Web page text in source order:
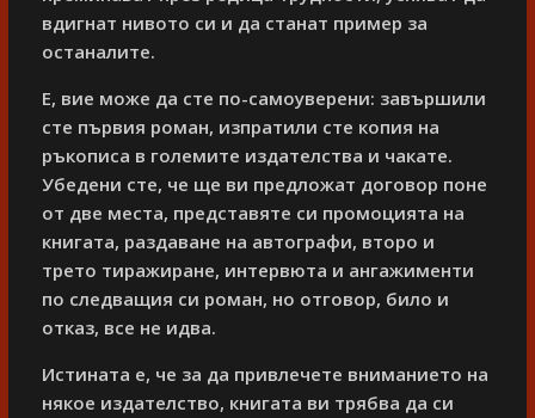
вдигнат нивото си и да станат пример за
останалите.
Е, вие може да сте по-самоуверени: завършили
сте първия роман, изпратили сте копия на
ръкописа в големите издателства и чакате.
Убедени сте, че ще ви предложат договор поне
от две места, представяте си промоцията на
книгата, раздаване на автографи, второ и
трето тиражиране, интервюта и ангажименти
по следващия си роман, но отговор, било и
отказ, все не идва.
Истината е, че за да привлечете вниманието на
някое издателство, книгата ви трябва да си